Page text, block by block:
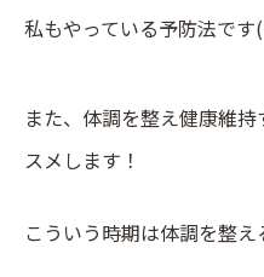
私もやっている予防法で
また、体調を整え健康維持
スメします！
こういう時期は体調を整え